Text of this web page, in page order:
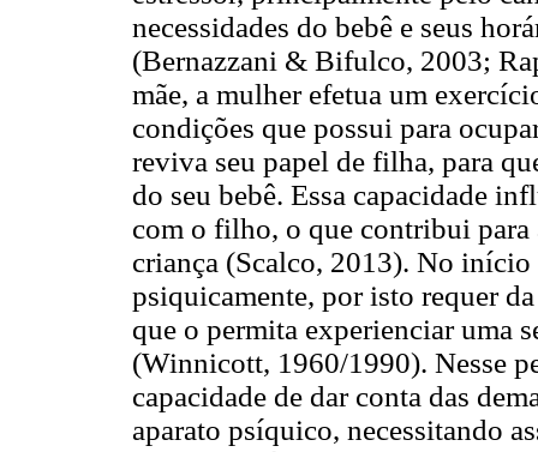
necessidades do bebê e seus
(Bernazzani & Bifulco, 2003;
mãe, a mulher efetua um
condições que possui para
reviva seu papel de filha, para
do seu bebê. Essa capacidade
com o filho, o que contribui para
criança (Scalco, 2013). No
psiquicamente, por isto requer
que o permita experienciar uma
(Winnicott, 1960/1990). Nesse
capacidade de dar conta das
aparato psíquico, necessitando